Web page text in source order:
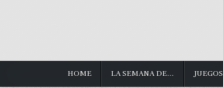
HOME LA SEMANA DE… JUEGOS